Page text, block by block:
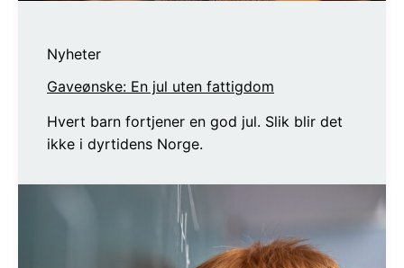
Nyheter
Gaveønske: En jul uten fattigdom
Hvert barn fortjener en god jul. Slik blir det
ikke i dyrtidens Norge.